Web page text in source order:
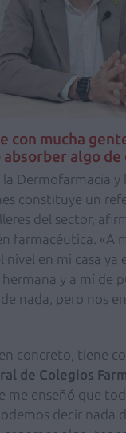
con mucha
algo
la Dermofarmacia
constituye un
del sector,
farmacéutica. «A
en mi casa ya
y a mí de
nada, pero nos
concreto, tiene
de Colegios
me enseñó que
decir nada